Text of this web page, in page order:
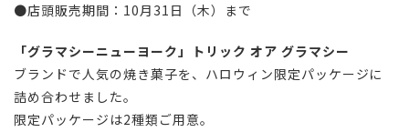
●店頭販売期間：10月31日（木）まで
「グラマシーニューヨーク」トリック オア グラマシー
ブランドで人気の焼き菓子を、ハロウィン限定パッケージに
詰め合わせました。
限定パッケージは2種類ご用意。